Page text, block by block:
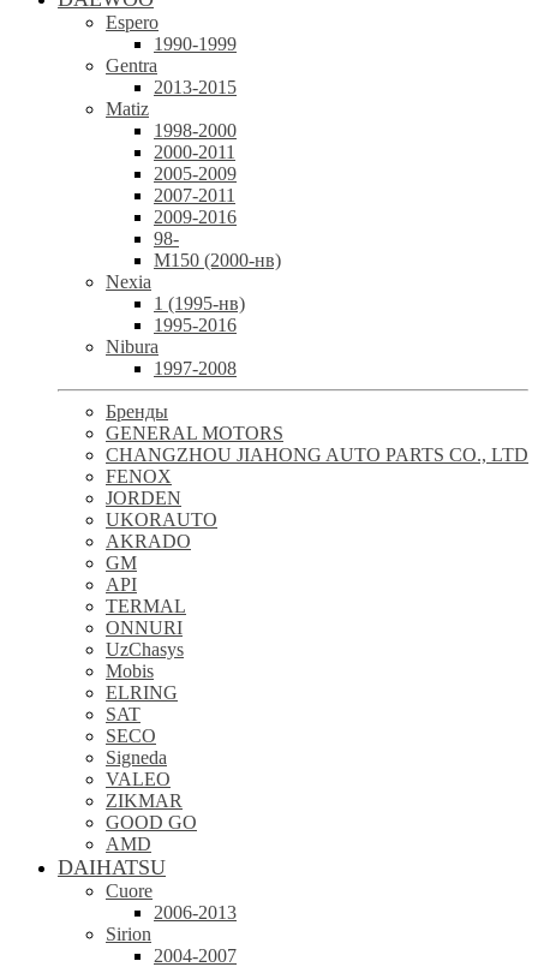
Espero
1990-1999
Gentra
2013-2015
Matiz
1998-2000
2000-2011
2005-2009
2007-2011
2009-2016
98-
М150 (2000-нв)
Nexia
1 (1995-нв)
1995-2016
Nibura
1997-2008
Бренды
GENERAL MOTORS
CHANGZHOU JIAHONG AUTO PARTS CO., LTD
FENOX
JORDEN
UKORAUTO
AKRADO
GM
API
TERMAL
ONNURI
UzChasys
Mobis
ELRING
SAT
SECO
Signeda
VALEO
ZIKMAR
GOOD GO
AMD
DAIHATSU
Cuore
2006-2013
Sirion
2004-2007